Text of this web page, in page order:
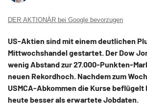
DER AKTIONÄR bei Google bevorzugen
US-Aktien sind mit einem deutlichen
Mittwochshandel gestartet. Der Dow
wenig Abstand zur 27.000-Punkten-
neuen Rekordhoch. Nachdem zum
USMCA-Abkommen die Kurse beflügelt
heute besser als erwartete Jobdaten.